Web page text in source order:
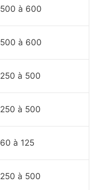
500 à 600
500 à 600
250 à 500
250 à 500
60 à 125
250 à 500